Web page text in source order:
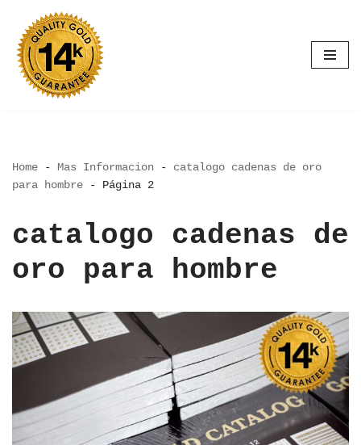
Saltar
al
contenido
Home - Mas Informacion - catalogo cadenas de oro
para hombre - Página 2
catalogo cadenas de
oro para hombre